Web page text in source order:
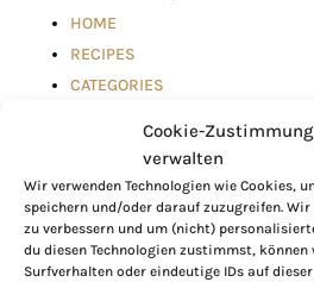
Cookie-Zustimmung
verwalten
Wir verwenden Technologien wie Cookies,
speichern und/oder darauf zuzugreifen.
zu verbessern und um (nicht)
du diesen Technologien zustimmst, können
Surfverhalten oder eindeutige IDs auf
HOME
RECIPES
CATEGORIES
ABOUT